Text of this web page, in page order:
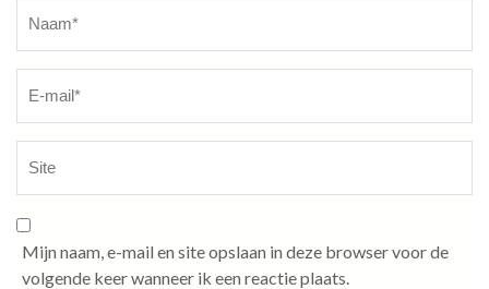
Mijn naam, e-mail en site opslaan in deze browser voor de
volgende keer wanneer ik een reactie plaats.